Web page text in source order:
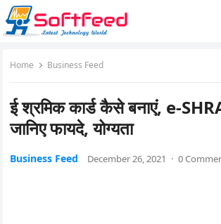
Home Business Feed
ई श्रमिक कार्ड कैसे बनाएं, e-
जानिए फायदे, योग्यता
Business Feed December 26, 2021 · 0